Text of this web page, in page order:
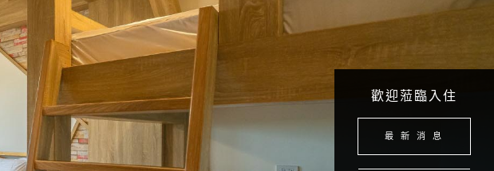
歡迎蒞臨入住
最 新 消 息